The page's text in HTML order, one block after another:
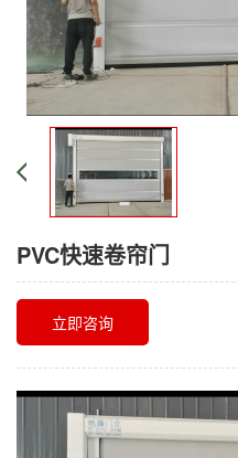
PVC快速卷帘门
立即咨询